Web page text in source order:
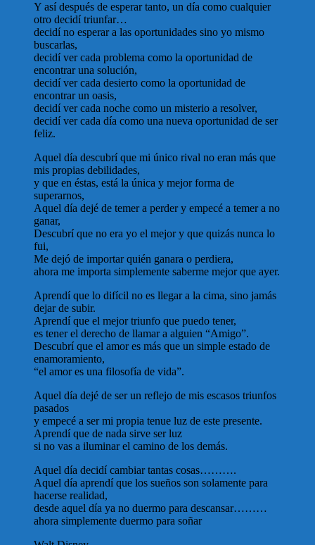
Y así después de esperar tanto, un día como cualquier
otro decidí triunfar…
decidí no esperar a las oportunidades sino yo mismo
buscarlas,
decidí ver cada problema como la oportunidad de
encontrar una solución,
decidí ver cada desierto como la oportunidad de
encontrar un oasis,
decidí ver cada noche como un misterio a resolver,
decidí ver cada día como una nueva oportunidad de ser
feliz.
Aquel día descubrí que mi único rival no eran más que
mis propias debilidades,
y que en éstas, está la única y mejor forma de
superarnos,
Aquel día dejé de temer a perder y empecé a temer a no
ganar,
Descubrí que no era yo el mejor y que quizás nunca lo
fui,
Me dejó de importar quién ganara o perdiera,
ahora me importa simplemente saberme mejor que ayer.
Aprendí que lo difícil no es llegar a la cima, sino jamás
dejar de subir.
Aprendí que el mejor triunfo que puedo tener,
es tener el derecho de llamar a alguien “Amigo”.
Descubrí que el amor es más que un simple estado de
enamoramiento,
“el amor es una filosofía de vida”.
Aquel día dejé de ser un reflejo de mis escasos triunfos
pasados
y empecé a ser mi propia tenue luz de este presente.
Aprendí que de nada sirve ser luz
si no vas a iluminar el camino de los demás.
Aquel día decidí cambiar tantas cosas……….
Aquel día aprendí que los sueños son solamente para
hacerse realidad,
desde aquel día ya no duermo para descansar………
ahora simplemente duermo para soñar